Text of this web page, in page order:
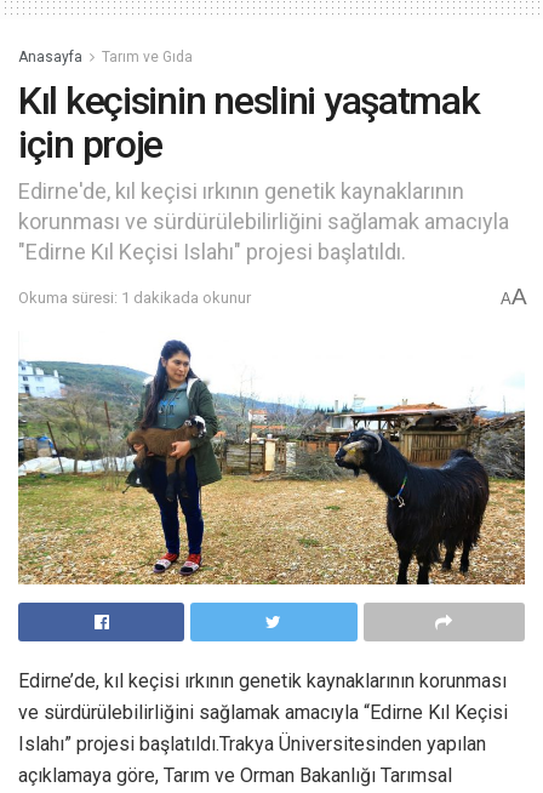
Anasayfa Tarım ve Gıda
Kıl keçisinin neslini yaşatmak
için proje
Edirne'de, kıl keçisi ırkının genetik kaynaklarının
korunması ve sürdürülebilirliğini sağlamak amacıyla
"Edirne Kıl Keçisi Islahı" projesi başlatıldı.
Okuma süresi: 1 dakikada okunur AA
Edirne’de, kıl keçisi ırkının genetik kaynaklarının korunması
ve sürdürülebilirliğini sağlamak amacıyla “Edirne Kıl Keçisi
Islahı” projesi başlatıldı.Trakya Üniversitesinden yapılan
açıklamaya göre, Tarım ve Orman Bakanlığı Tarımsal